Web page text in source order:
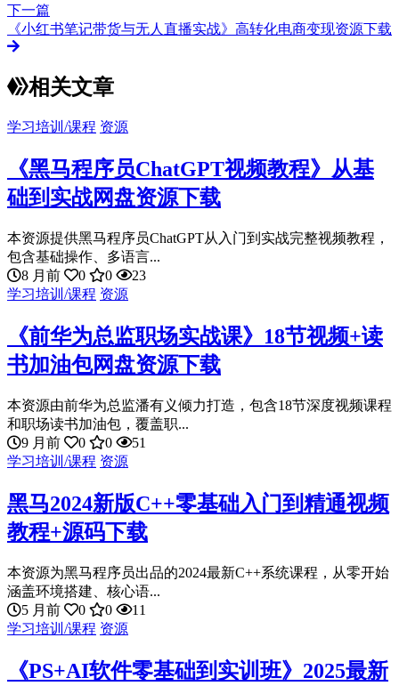
下一篇
《小红书笔记带货与无人直播实战》高转化电商变现资源下载
相关文章
学习培训/课程 资源
《黑马程序员ChatGPT视频教程》从基
础到实战网盘资源下载
本资源提供黑马程序员ChatGPT从入门到实战完整视频教程，
包含基础操作、多语言...
8 月前
0 0
23
学习培训/课程 资源
《前华为总监职场实战课》18节视频+读
书加油包网盘资源下载
本资源由前华为总监潘有义倾力打造，包含18节深度视频课程
和职场读书加油包，覆盖职...
9 月前
0 0
51
学习培训/课程 资源
黑马2024新版C++零基础入门到精通视频
教程+源码下载
本资源为黑马程序员出品的2024最新C++系统课程，从零开始
涵盖环境搭建、核心语...
5 月前
0 0
11
学习培训/课程 资源
《PS+AI软件零基础到实训班》2025最新